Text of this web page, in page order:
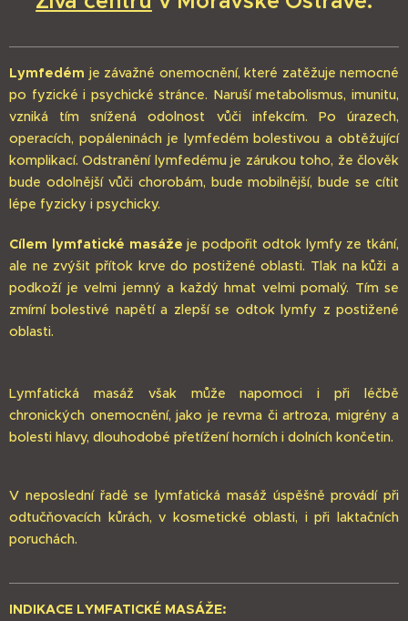
Lymfedém je závažné onemocnění, které zatěžuje nemocné
po fyzické i psychické stránce. Naruší metabolismus, imunitu,
vzniká tím snížená odolnost vůči infekcím. Po úrazech,
operacích, popáleninách je lymfedém bolestivou a obtěžující
komplikací. Odstranění lymfedému je zárukou toho, že člověk
bude odolnější vůči chorobám, bude mobilnější, bude se cítit
lépe fyzicky i psychicky.
Cílem lymfatické masáže je podpořit odtok lymfy ze tkání,
ale ne zvýšit přítok krve do postižené oblasti. Tlak na kůži a
podkoží je velmi jemný a každý hmat velmi pomalý. Tím se
zmírní bolestivé napětí a zlepší se odtok lymfy z postižené
oblasti.
Lymfatická masáž však může napomoci i při léčbě
chronických onemocnění, jako je revma či artroza, migrény a
bolesti hlavy, dlouhodobé přetížení horních i dolních končetin.
V neposlední řadě se lymfatická masáž úspěšně provádí při
odtučňovacích kůrách, v kosmetické oblasti, i při laktačních
poruchách.
INDIKACE LYMFATICKÉ MASÁŽE: